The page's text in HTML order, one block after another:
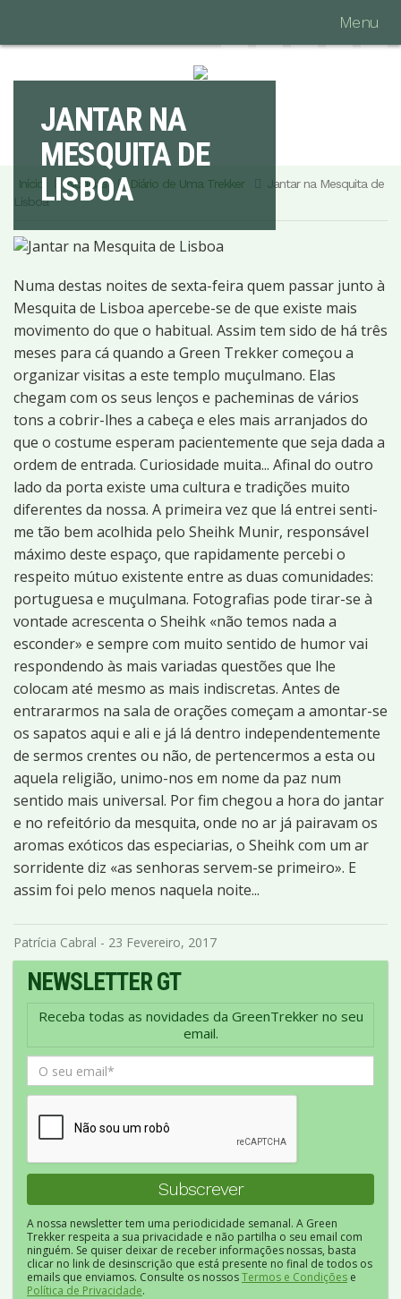
Menu
Início Notícias Diário de Uma Trekker
Jantar na Mesquita de
Lisboa
JANTAR NA
MESQUITA DE
LISBOA
Numa destas noites de sexta-feira quem passar junto à
Mesquita de Lisboa apercebe-se de que existe mais
movimento do que o habitual. Assim tem sido de há três
meses para cá quando a Green Trekker começou a
organizar visitas a este templo muçulmano. Elas
chegam com os seus lenços e pacheminas de vários
tons a cobrir-lhes a cabeça e eles mais arranjados do
que o costume esperam pacientemente que seja dada a
ordem de entrada. Curiosidade muita... Afinal do outro
lado da porta existe uma cultura e tradições muito
diferentes da nossa. A primeira vez que lá entrei senti-
me tão bem acolhida pelo Sheihk Munir, responsável
máximo deste espaço, que rapidamente percebi o
respeito mútuo existente entre as duas comunidades:
portuguesa e muçulmana. Fotografias pode tirar-se à
vontade acrescenta o Sheihk «não temos nada a
esconder» e sempre com muito sentido de humor vai
respondendo às mais variadas questões que lhe
colocam até mesmo as mais indiscretas. Antes de
entrararmos na sala de orações começam a amontar-se
os sapatos aqui e ali e já lá dentro independentemente
de sermos crentes ou não, de pertencermos a esta ou
aquela religião, unimo-nos em nome da paz num
sentido mais universal. Por fim chegou a hora do jantar
e no refeitório da mesquita, onde no ar já pairavam os
aromas exóticos das especiarias, o Sheihk com um ar
sorridente diz «as senhoras servem-se primeiro». E
assim foi pelo menos naquela noite...
Patrícia Cabral - 23 Fevereiro, 2017
NEWSLETTER GT
Receba todas as novidades da GreenTrekker no seu
email.
A nossa newsletter tem uma periodicidade semanal. A Green
Trekker respeita a sua privacidade e não partilha o seu email com
ninguém. Se quiser deixar de receber informações nossas, basta
clicar no link de desinscrição que está presente no final de todos os
emails que enviamos. Consulte os nossosTermos e Condições e
Política de Privacidade.